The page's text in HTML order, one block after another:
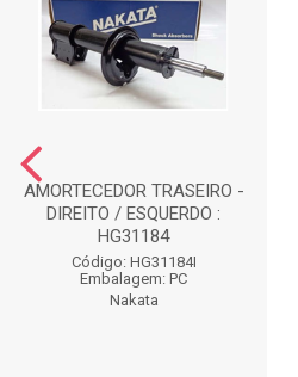
AMORTECEDOR TRASEIRO -
DIREITO / ESQUERDO :
HG31184
Código: HG31184I
Embalagem: PC
Nakata